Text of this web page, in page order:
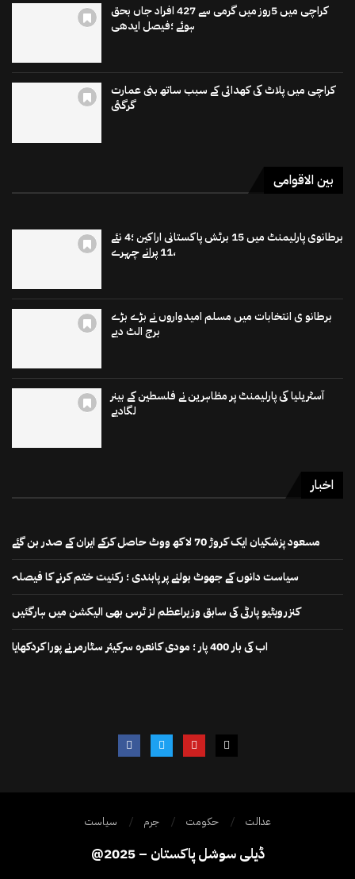
کراچی میں 5روز میں گرمی سے 427 افراد جاں بحق
ہوئے ؛فیصل ایدھی
کراچی میں پلاٹ کی کھدائی کے سبب ساتھ بنی عمارت
گرگئی
بین الاقوامی
برطانوی پارلیمنٹ میں 15 برٹش پاکستانی اراکین ؛4 نئے
،11 پرانے چہرے
برطانو ی انتخابات میں مسلم امیدواروں نے بڑے بڑے
برج الٹ دیے
آسٹریلیا کی پارلیمنٹ پر مظاہرین نے فلسطین کے بینر
لگادیے
اخبار
مسعود پزشکیان ایک کروڑ 70 لاکھ ووٹ حاصل کرکے ایران کے صدر بن گئے
سیاست دانوں کے جھوٹ بولنے پر پابندی ؛ رکنیت ختم کرنے کا فیصلہ
کنزرویٹیو پارٹی کی سابق وزیراعظم لز ٹرس بھی الیکشن میں ہارگئیں
اب کی بار 400 پار ؛ مودی کانعرہ سرکیئر سٹارمر نے پورا کردکھایا
سیاست جرم حکومت عدالت
@2025 – ڈیلی سوشل پاکستان